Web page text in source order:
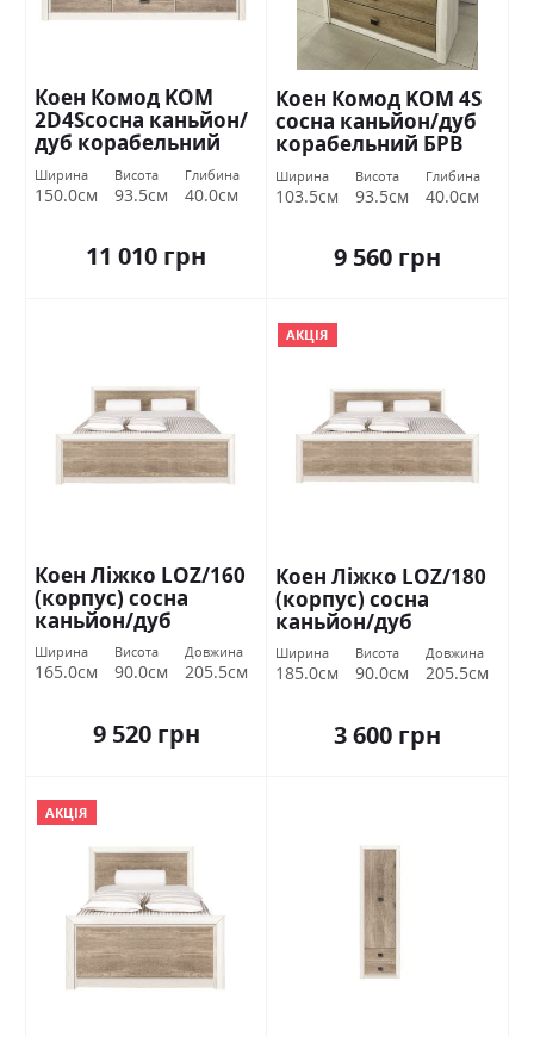
Коен Комод KOM
2D4Sсосна каньйон/
дуб корабельний
БРВ Україна
Ширина
150.0см
Висота
93.5см
Глибина
40.0см
11 010 грн
Коен Комод KOM 4S
сосна каньйон/дуб
корабельний БРВ
Україна
Ширина
103.5см
Висота
93.5см
Глибина
40.0см
9 560 грн
Коен Ліжко LOZ/160
(корпус) сосна
каньйон/дуб
корабельний БРВ
Україна
Ширина
165.0см
Висота
90.0см
Довжина
205.5см
9 520 грн
АКЦІЯ
Коен Ліжко LOZ/180
(корпус) сосна
каньйон/дуб
корабельний БРВ
Україна
Ширина
185.0см
Висота
90.0см
Довжина
205.5см
3 600 грн
АКЦІЯ